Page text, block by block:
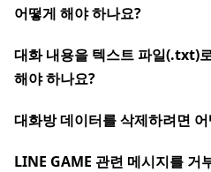
어떻게 해야 하나요?
대화 내용을 텍스트 파일(.txt)
해야 하나요?
대화방 데이터를 삭제하려면
LINE GAME 관련 메시지를 거